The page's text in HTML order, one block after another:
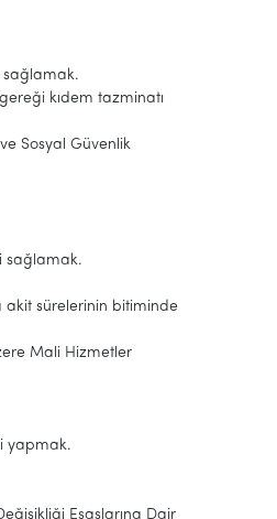
sağlamak.
kıdem tazminatı
Sosyal Güvenlik
sağlamak.
akit sürelerinin bitiminde
Mali Hizmetler
yapmak.
Esaslarına Dair